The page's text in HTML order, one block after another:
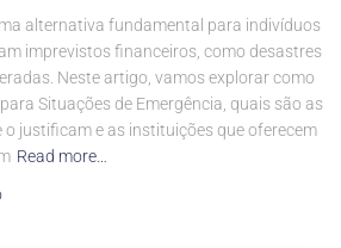
alternativa fundamental para indivíduos
imprevistos financeiros, como desastres
Neste artigo, vamos explorar como
Situações de Emergência, quais são as
justificam e as instituições que oferecem
Read more…